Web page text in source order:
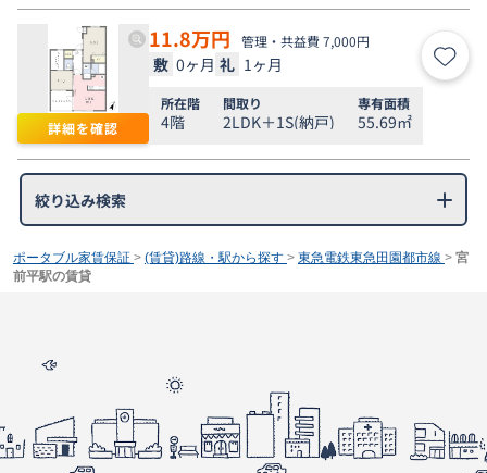
詳細を確認
11.8万円 管理・共益費 7,000円
敷 0ヶ月 礼 1ヶ月 お気
所在階
4階
間取り
2LDK＋1S(納戸)
専有面積
55.69㎡
絞り込み検索
ポータブル家賃保証 > (賃貸)路線・駅から探す > 東急電鉄東急田園都市線 > 宮
前平駅の賃貸